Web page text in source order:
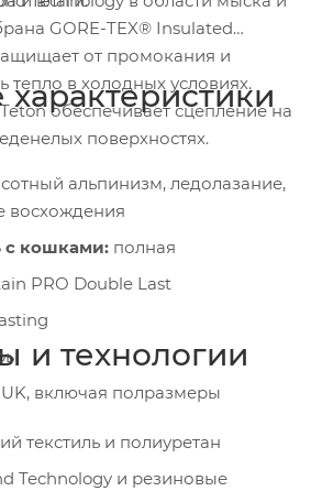
GORE-TEX® Insulated
от промокания и
тепло в холодных условиях.
обеспечивает сцепление на
поверхностях.
альпинизм, ледолазание,
восхождения
с кошками: полная
PRO Double Last
UK, включая полразмеры
и технологии
текстиль и полиуретан
Technology и резиновые